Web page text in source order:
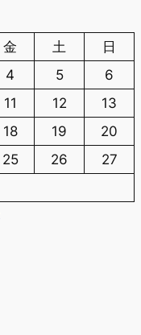
金 土
日
4 5
6
11 12
13
18 19
20
25 26
27